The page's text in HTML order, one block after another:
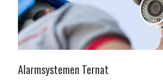
Alarmsystemen Ternat